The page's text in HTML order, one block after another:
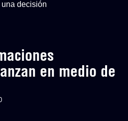
decisión
en medio de